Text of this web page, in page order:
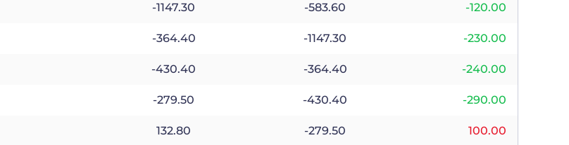
-1147.30 -583.60 -120.00
-364.40 -1147.30 -230.00
-430.40 -364.40 -240.00
-279.50 -430.40 -290.00
132.80 -279.50 100.00